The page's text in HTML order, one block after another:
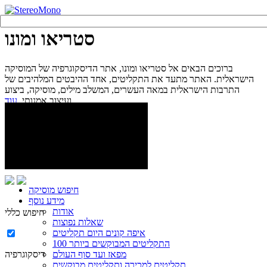
סטריאו ומונו
ברוכים הבאים אל סטריאו ומונו, אתר הדיסקוגרפיה של המוסיקה
הישראלית. האתר מתעד את התקליטים, אחד ההיבטים המלהיבים של
התרבות הישראלית במאה העשרים, המשלב מילים, מוסיקה, ביצוע
ועיצוב אמנותי.עוד...
חיפוש מוסיקה
מידע נוסף
אודות
שאלות נפוצות
איפה קונים היום תקליטים
100 התקליטים המבוקשים ביותר
מפאז ועד סוף העולם
תקליטים למכירה ותקליטים מבוקשים
חיפוש כללי
דיסקוגרפיה